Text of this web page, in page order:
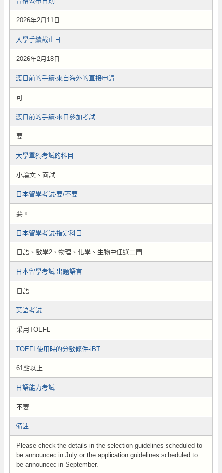
2026年2月11日
入學手續截止日
2026年2月18日
渡日前的手續-來自海外的直接申請
可
渡日前的手續-來日參加考試
要
大學單獨考試的科目
小論文、面試
日本留學考試-要/不要
要。
日本留學考試-指定科目
日語、數學2、物理、化學、生物中任選二門
日本留學考試-出題語言
日語
英語考試
采用TOEFL
TOEFL使用時的分數條件-iBT
61點以上
日語能力考試
不要
備註
Please check the details in the selection guidelines scheduled to
be announced in July or the application guidelines scheduled to
be announced in September.